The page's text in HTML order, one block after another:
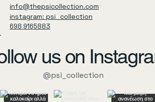
info@thepsicollection.com
instagram: psi_collection
698 9165883
us on
@psi_collection